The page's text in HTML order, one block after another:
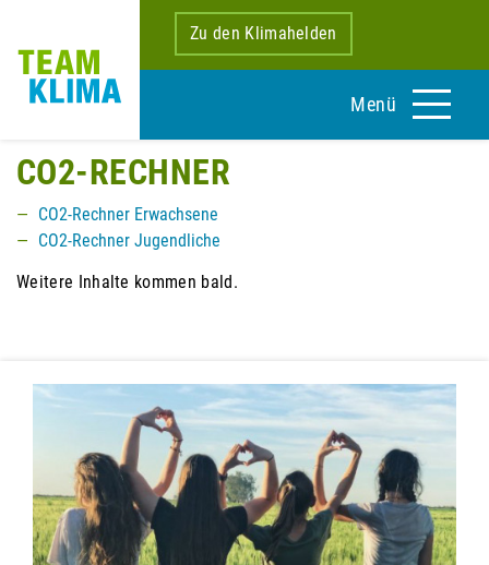
Zu den Klimahelden
Menü
CO2-RECHNER
CO2-Rechner Erwachsene
CO2-Rechner Jugendliche
Weitere Inhalte kommen bald.